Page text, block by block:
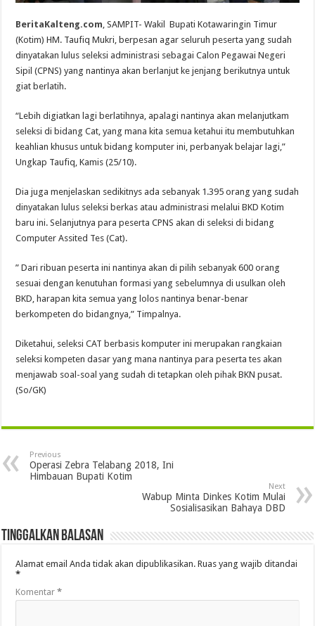
BeritaKalteng.com, SAMPIT- Wakil Bupati Kotawaringin Timur
(Kotim) HM. Taufiq Mukri, berpesan agar seluruh peserta yang sudah
dinyatakan lulus seleksi administrasi sebagai Calon Pegawai Negeri
Sipil (CPNS) yang nantinya akan berlanjut ke jenjang berikutnya untuk
giat berlatih.
“Lebih digiatkan lagi berlatihnya, apalagi nantinya akan melanjutkam
seleksi di bidang Cat, yang mana kita semua ketahui itu membutuhkan
keahlian khusus untuk bidang komputer ini, perbanyak belajar lagi,”
Ungkap Taufiq, Kamis (25/10).
Dia juga menjelaskan sedikitnys ada sebanyak 1.395 orang yang sudah
dinyatakan lulus seleksi berkas atau administrasi melalui BKD Kotim
baru ini. Selanjutnya para peserta CPNS akan di seleksi di bidang
Computer Assited Tes (Cat).
” Dari ribuan peserta ini nantinya akan di pilih sebanyak 600 orang
sesuai dengan kenutuhan formasi yang sebelumnya di usulkan oleh
BKD, harapan kita semua yang lolos nantinya benar-benar
berkompeten do bidangnya,” Timpalnya.
Diketahui, seleksi CAT berbasis komputer ini merupakan rangkaian
seleksi kompeten dasar yang mana nantinya para peserta tes akan
menjawab soal-soal yang sudah di tetapkan oleh pihak BKN pusat.
(So/GK)
Previous
Operasi Zebra Telabang 2018, Ini
Himbauan Bupati Kotim
Next
Wabup Minta Dinkes Kotim Mulai
Sosialisasikan Bahaya DBD
Tinggalkan Balasan
Alamat email Anda tidak akan dipublikasikan. Ruas yang wajib ditandai
*
Komentar*